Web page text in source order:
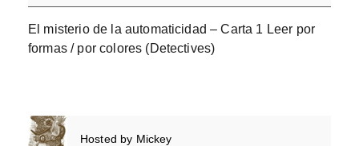
Leer
por
formas
y
El misterio de la automaticidad – Carta 1 Leer por
formas / por colores​ (Detectives)
Hosted by Mickey